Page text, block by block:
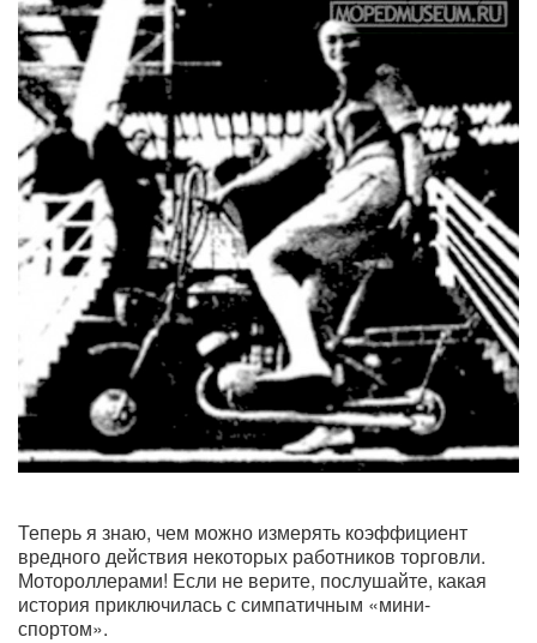
Теперь я знаю, чем можно измерять коэффициент
вредного действия некоторых работников торговли.
Мотороллерами! Если не верите, послушайте, какая
история приключилась с симпатичным «мини-
спортом».